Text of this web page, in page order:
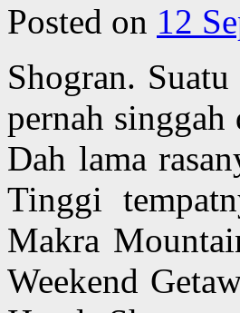
Posted on 12
Shogran.
pernah
Dah lama
Tinggi
Makra
Weekend